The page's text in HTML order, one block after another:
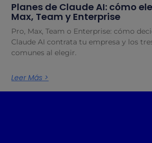
Planes de Claude AI: cómo
Max, Team y Enterprise
Pro, Max, Team o Enterprise: cómo
Claude AI contrata tu empresa y los
comunes al elegir.
Leer Más >